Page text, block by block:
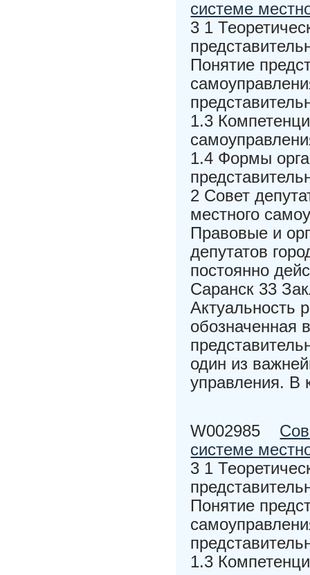
системе
3 1
Понятие
1.3
1.4 Формы
2 Совет
местного
Правовые и
депутатов
постоянно
Саранск 33
Актуальность
обозначенная
один из
управления. В
W002985
системе
3 1
Понятие
1.3